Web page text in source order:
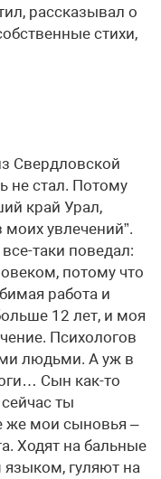
рассказывал о
стихи,
Свердловской
не стал. Потому
край Урал,
увлечений”.
таки поведал:
потому что
работа и
12 лет, и моя
Психологов
людьми. А уж в
Сын как-то
ты
же мои сыновья –
Ходят на бальные
гуляют на